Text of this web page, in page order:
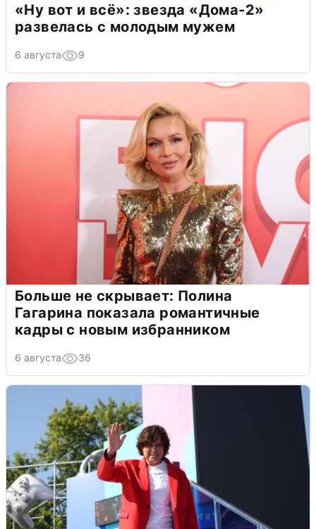
«Ну вот и всё»: звезда «Дома-2»
развелась с молодым мужем
6 августа 9
Больше не скрывает: Полина
Гагарина показала романтичные
кадры с новым избранником
6 августа 36